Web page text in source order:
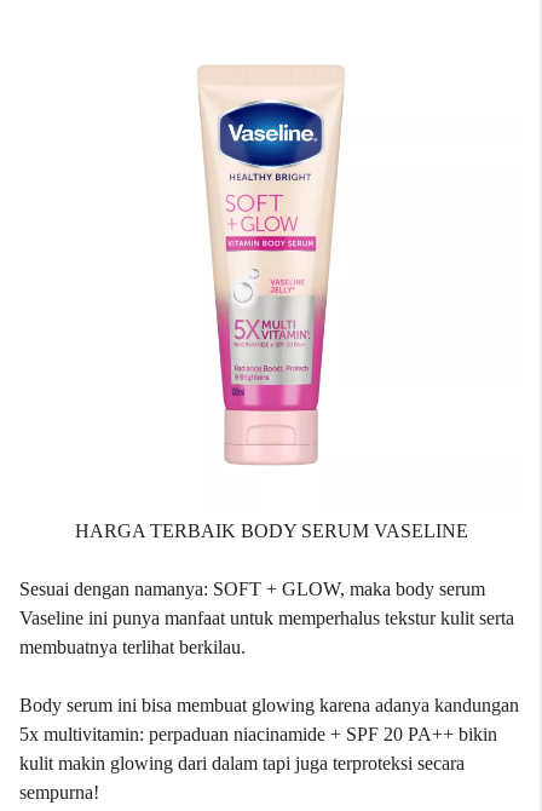
HARGA TERBAIK BODY SERUM VASELINE
Sesuai dengan namanya: SOFT + GLOW, maka body serum
Vaseline ini punya manfaat untuk memperhalus tekstur kulit serta
membuatnya terlihat berkilau.
Body serum ini bisa membuat glowing karena adanya kandungan
5x multivitamin: perpaduan niacinamide + SPF 20 PA++ bikin
kulit makin glowing dari dalam tapi juga terproteksi secara
sempurna!